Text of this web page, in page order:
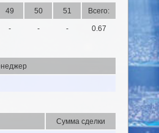
49 50 51 Всего:
- - - 0.67
Сумма сделки